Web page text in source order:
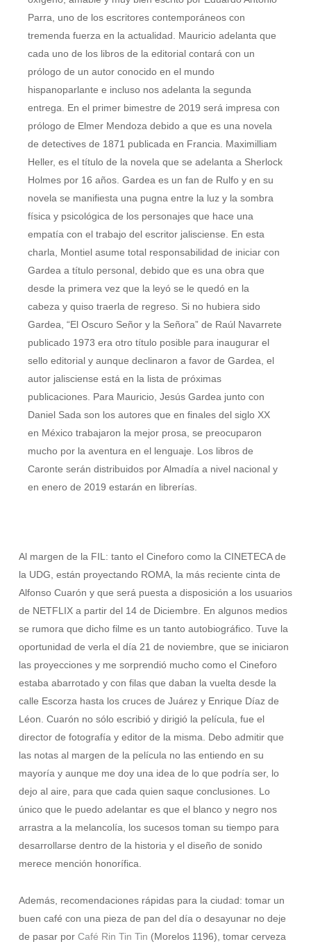
Parra, uno de los escritores contemporáneos con
tremenda fuerza en la actualidad. Mauricio adelanta que
cada uno de los libros de la editorial contará con un
prólogo de un autor conocido en el mundo
hispanoparlante e incluso nos adelanta la segunda
entrega. En el primer bimestre de 2019 será impresa con
prólogo de Elmer Mendoza debido a que es una novela
de detectives de 1871 publicada en Francia. Maximilliam
Heller, es el título de la novela que se adelanta a Sherlock
Holmes por 16 años. Gardea es un fan de Rulfo y en su
novela se manifiesta una pugna entre la luz y la sombra
física y psicológica de los personajes que hace una
empatía con el trabajo del escritor jalisciense. En esta
charla, Montiel asume total responsabilidad de iniciar con
Gardea a título personal, debido que es una obra que
desde la primera vez que la leyó se le quedó en la
cabeza y quiso traerla de regreso. Si no hubiera sido
Gardea, “El Oscuro Señor y la Señora” de Raúl Navarrete
publicado 1973 era otro título posible para inaugurar el
sello editorial y aunque declinaron a favor de Gardea, el
autor jalisciense está en la lista de próximas
publicaciones. Para Mauricio, Jesús Gardea junto con
Daniel Sada son los autores que en finales del siglo XX
en México trabajaron la mejor prosa, se preocuparon
mucho por la aventura en el lenguaje. Los libros de
Caronte serán distribuidos por Almadía a nivel nacional y
en enero de 2019 estarán en librerías.
Al margen de la FIL: tanto el Cineforo como la CINETECA de
la UDG, están proyectando ROMA, la más reciente cinta de
Alfonso Cuarón y que será puesta a disposición a los usuarios
de NETFLIX a partir del 14 de Diciembre. En algunos medios
se rumora que dicho filme es un tanto autobiográfico. Tuve la
oportunidad de verla el día 21 de noviembre, que se iniciaron
las proyecciones y me sorprendió mucho como el Cineforo
estaba abarrotado y con filas que daban la vuelta desde la
calle Escorza hasta los cruces de Juárez y Enrique Díaz de
Léon. Cuarón no sólo escribió y dirigió la película, fue el
director de fotografía y editor de la misma. Debo admitir que
las notas al margen de la película no las entiendo en su
mayoría y aunque me doy una idea de lo que podría ser, lo
dejo al aire, para que cada quien saque conclusiones. Lo
único que le puedo adelantar es que el blanco y negro nos
arrastra a la melancolía, los sucesos toman su tiempo para
desarrollarse dentro de la historia y el diseño de sonido
merece mención honorífica.
Además, recomendaciones rápidas para la ciudad: tomar un
buen café con una pieza de pan del día o desayunar no deje
de pasar por Café Rin Tin Tin (Morelos 1196), tomar cerveza